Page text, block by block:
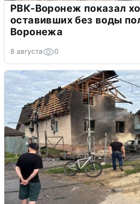
РВК-Воронеж показал
оставивших без воды
Воронежа
8 августа 0